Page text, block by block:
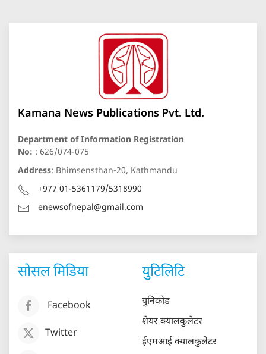
Kamana News Publications Pvt. Ltd.
Department of Information Registration
No: : 626/074-075
Address: Bhimsensthan-20, Kathmandu
+977 01-5361179/5318990
enewsofnepal@gmail.com
सोसल मिडिया
Facebook
Twitter
युटिलिटि
युनिकोड
शेयर क्यालकुलेटर
ईएमआई क्यालकुलेटर